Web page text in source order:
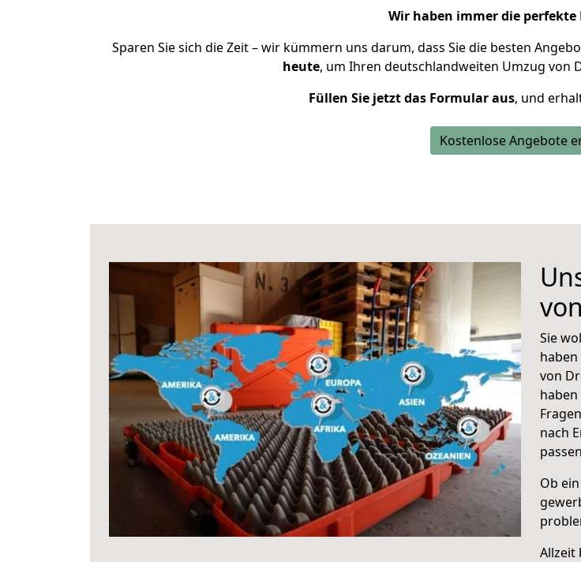
Wir haben immer die perfekte
Sparen Sie sich die Zeit – wir kümmern uns darum, dass Sie die besten
heute, um Ihren deutschlandweiten Umzug von
Füllen Sie jetzt das Formular aus, und
Kostenlose Angebote
Sie
haben
von
nach
Ob ein
Allzeit